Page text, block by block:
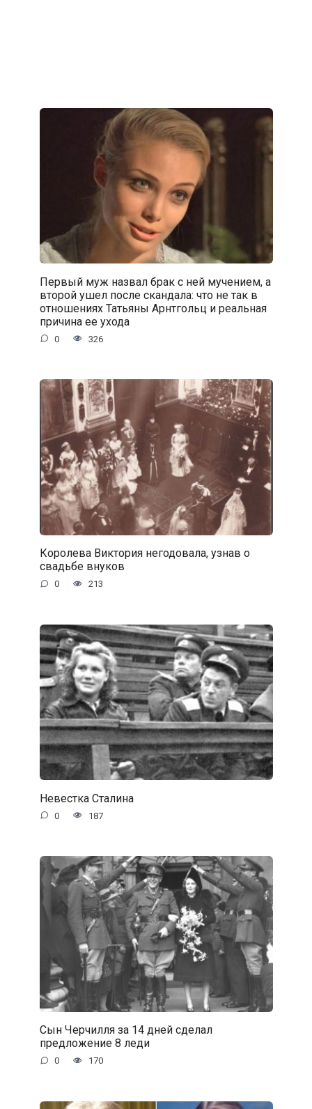
Первый муж назвал брак с ней мучением, а
второй ушел после скандала: что не так в
отношениях Татьяны Арнтгольц и реальная
причина ее ухода
0 326
Королева Виктория негодовала, узнав о
свадьбе внуков
0 213
Невестка Сталина
0 187
Сын Черчилля за 14 дней сделал
предложение 8 леди
0 170